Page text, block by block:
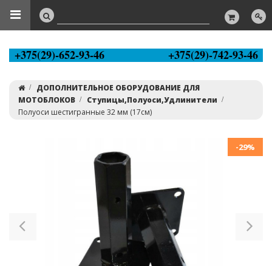
+375(29)-652-93-46 +375(29)-742-93-46
ДОПОЛНИТЕЛЬНОЕ ОБОРУДОВАНИЕ ДЛЯ
МОТОБЛОКОВ
Ступицы,Полуоси,Удлинители
Полуоси шестигранные 32 мм (17см)
-29%